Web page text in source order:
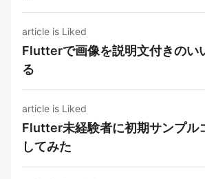
article is Liked
Flutterで画像を説明文付きのい
る
article is Liked
Flutter未経験者に初期サンプル
してみた